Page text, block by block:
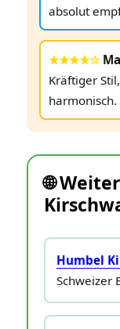
absolut
★★★★☆
Kräftiger
harmonisch.
🌐
Humbel
Schweizer